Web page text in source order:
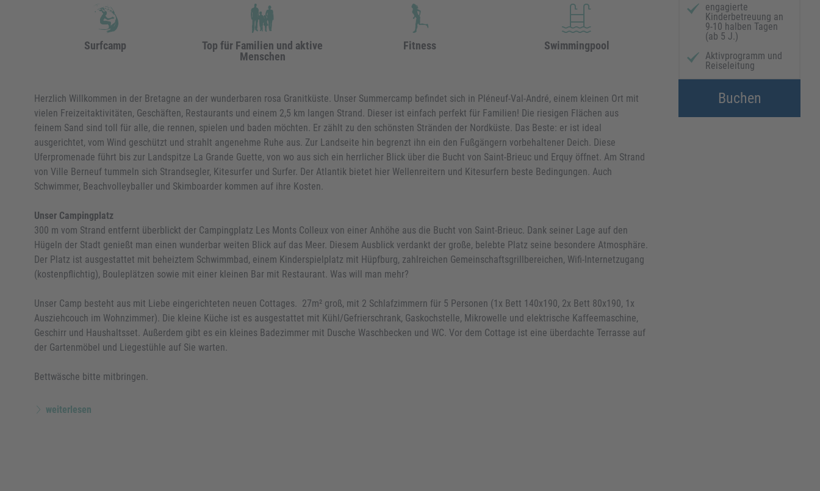
engagierte
Kinderbetreuung an
9-10 halben Tagen
(ab 5 J.)
Aktivprogramm und
Reiseleitung
Buchen
Surfcamp
Top für Familien und aktive
Menschen
Fitness Swimmingpool
Herzlich Willkommen in der Bretagne an der wunderbaren rosa Granitküste. Unser Summercamp befindet sich in Pléneuf-Val-André, einem kleinen Ort mit
vielen Freizeitaktivitäten, Geschäften, Restaurants und einem 2,5 km langen Strand. Dieser ist einfach perfekt für Familien! Die riesigen Flächen aus
feinem Sand sind toll für alle, die rennen, spielen und baden möchten. Er zählt zu den schönsten Stränden der Nordküste. Das Beste: er ist ideal
ausgerichtet, vom Wind geschützt und strahlt angenehme Ruhe aus. Zur Landseite hin begrenzt ihn ein den Fußgängern vorbehaltener Deich. Diese
Uferpromenade führt bis zur Landspitze La Grande Guette, von wo aus sich ein herrlicher Blick über die Bucht von Saint-Brieuc und Erquy öffnet. Am Strand
von Ville Berneuf tummeln sich Strandsegler, Kitesurfer und Surfer. Der Atlantik bietet hier Wellenreitern und Kitesurfern beste Bedingungen. Auch
Schwimmer, Beachvolleyballer und Skimboarder kommen auf ihre Kosten.
Unser Campingplatz
300 m vom Strand entfernt überblickt der Campingplatz Les Monts Colleux von einer Anhöhe aus die Bucht von Saint-Brieuc. Dank seiner Lage auf den
Hügeln der Stadt genießt man einen wunderbar weiten Blick auf das Meer. Diesem Ausblick verdankt der große, belebte Platz seine besondere Atmosphäre.
Der Platz ist ausgestattet mit beheiztem Schwimmbad, einem Kinderspielplatz mit Hüpfburg, zahlreichen Gemeinschaftsgrillbereichen, Wifi-Internetzugang
(kostenpflichtig), Bouleplätzen sowie mit einer kleinen Bar mit Restaurant. Was will man mehr?
Unser Camp besteht aus mit Liebe eingerichteten neuen Cottages. 27m² groß, mit 2 Schlafzimmern für 5 Personen (1x Bett 140x190, 2x Bett 80x190, 1x
Ausziehcouch im Wohnzimmer). Die kleine Küche ist es ausgestattet mit Kühl/Gefrierschrank, Gaskochstelle, Mikrowelle und elektrische Kaffeemaschine,
Geschirr und Haushaltsset. Außerdem gibt es ein kleines Badezimmer mit Dusche Waschbecken und WC. Vor dem Cottage ist eine überdachte Terrasse auf
der Gartenmöbel und Liegestühle auf Sie warten.
Bettwäsche bitte mitbringen.
weiterlesen